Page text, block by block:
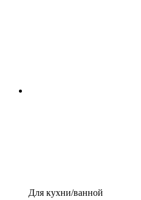
Для кухни/ванной